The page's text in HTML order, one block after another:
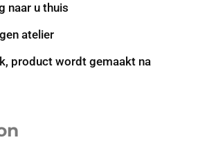
naar u thuis
atelier
product wordt gemaakt na